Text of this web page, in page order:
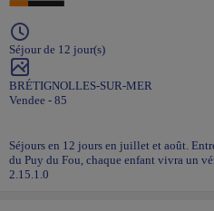
Séjour de 12 jour(s)
BRÉTIGNOLLES-SUR-MER
Vendee - 85
Séjours en 12 jours en juillet et août.
du Puy du Fou, chaque enfant vivra un
2.15.1.0